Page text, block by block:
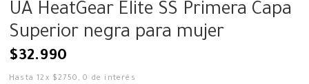
UA HeatGear Elite SS Primera Capa
Superior negra para mujer
$32.990
Hasta12 x $2750 ,0 de interés